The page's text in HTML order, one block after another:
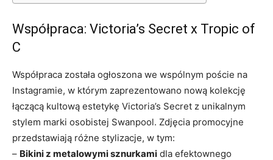
Współpraca: Victoria’s Secret x Tropic of
C
Współpraca została ogłoszona we wspólnym poście na
Instagramie, w którym zaprezentowano nową kolekcję
łączącą kultową estetykę Victoria’s Secret z unikalnym
stylem marki osobistej Swanpool. Zdjęcia promocyjne
przedstawiają różne stylizacje, w tym:
– Bikini z metalowymi sznurkami dla efektownego